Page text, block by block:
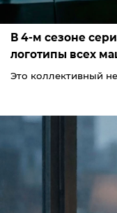
В 4-м сезоне
логотипы всех
Это коллективный